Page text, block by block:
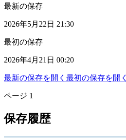
最新の保存
2026年5月22日 21:30
最初の保存
2026年4月21日 00:20
最新の保存を開く 最初の保存を開く
ページ 1
保存履歴